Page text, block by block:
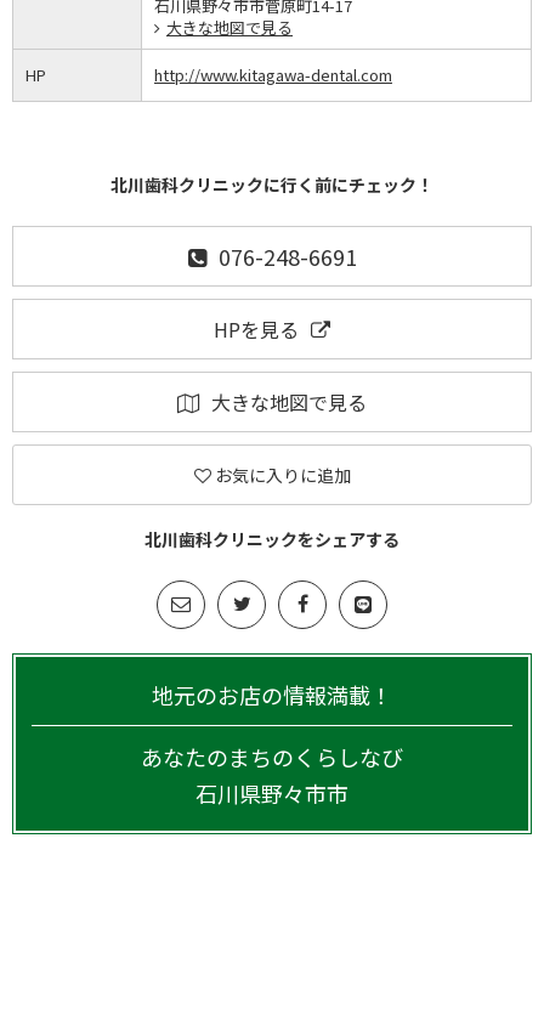
石川県野々市市菅原町14-17
大きな地図で見る
HP http://www.kitagawa-dental.com
北川歯科クリニックに行く前にチェック！
076-248-6691
HPを見る
大きな地図で見る
お気に入りに追加
北川歯科クリニックをシェアする
地元のお店の情報満載！
あなたのまちのくらしなび
石川県野々市市